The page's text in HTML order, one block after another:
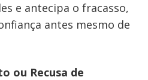
e antecipa o fracasso,
antes mesmo de
ou Recusa de